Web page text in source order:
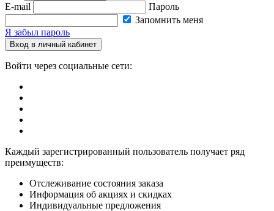
E-mail
Пароль
Запомнить меня
Я забыл пароль
Вход в личный кабинет
Войти через социальные сети:
Каждый зарегистрированный пользователь получает ряд
преимуществ:
Отслеживание состояния заказа
Информация об акциях и скидках
Индивидуальные предложения